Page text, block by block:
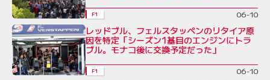
F1 06-10
レッドブル、フェルスタッペンのリタイア原
因を特定「シーズン1基目のエンジンにトラ
ブル。モナコ後に交換予定だった」
F1 06-10